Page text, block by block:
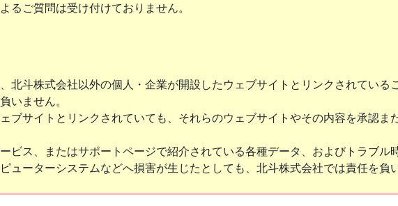
るご質問は受け付けておりません。
北斗株式会社以外の個人・企業が開設したウェブサイトとリンクされてい
いません。
ブサイトとリンクされていても、それらのウェブサイトやその内容を承認
ビス、またはサポートページで紹介されている各種データ、およびトラブ
ューターシステムなどへ損害が生じたとしても、北斗株式会社では責任を負